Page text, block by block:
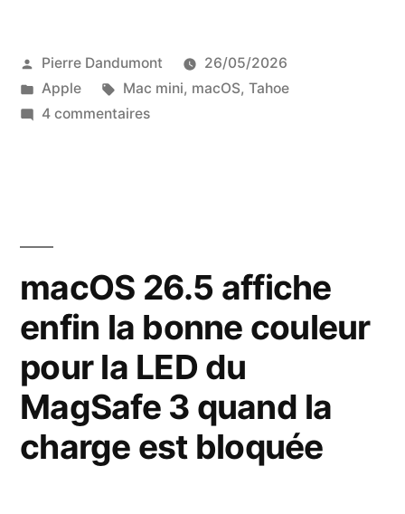
Publié
par
Pierre Dandumont
26/05/2026
Publié
dans
Apple Étiquettes :
Mac mini, macOS, Tahoe
4 commentairessur
allumer
automatiquement
un
Mac
mini
quand
on
macOS 26.5 affiche
enfin la bonne couleur
pour la LED du
MagSafe 3 quand la
charge est bloquée